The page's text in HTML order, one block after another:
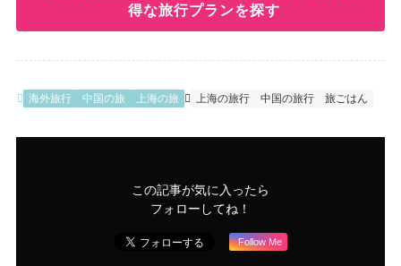
得な旅行プランを探す
海外旅行 中国の旅 上海の旅 上海の旅行 中国の旅行 旅ごはん
この記事が気に入ったら
フォローしてね！
Follow Me